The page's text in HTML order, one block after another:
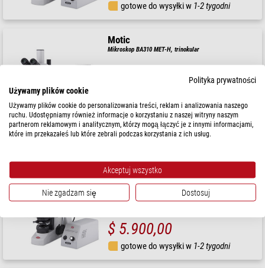
gotowe do wysyłki w 1-2 tygodni
Motic
Mikroskop BA310 MET-H, trinokular
$ 6.000,00
gotowe do wysyłki w1-2 tygodni
Motic
Mikroskop BA310 MET-T, binokular (6"x4")
$ 5.900,00
gotowe do wysyłki w 1-2 tygodni
Polityka prywatności
Używamy plików cookie
Używamy plików cookie do personalizowania treści, reklam i analizowania naszego
ruchu. Udostępniamy również informacje o korzystaniu z naszej witryny naszym
partnerom reklamowym i analitycznym, którzy mogą łączyć je z innymi informacjami,
które im przekazałeś lub które zebrali podczas korzystania z ich usług.
Akceptuj wszystko
Nie zgadzam się Dostosuj